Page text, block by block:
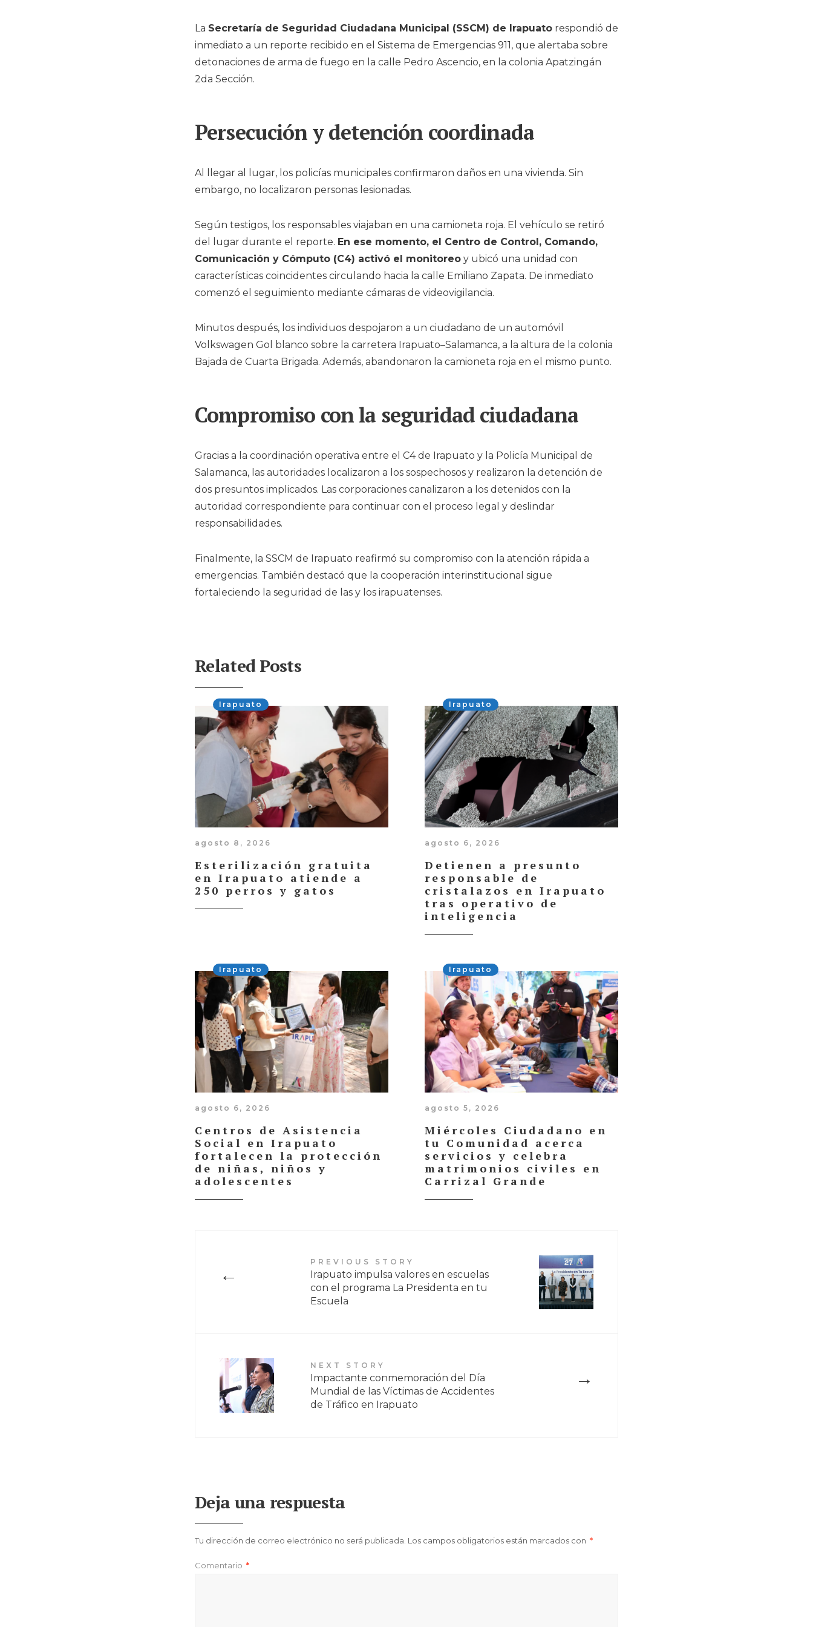
La Secretaría de Seguridad Ciudadana Municipal (SSCM) de Irapuato respondió de
inmediato a un reporte recibido en el Sistema de Emergencias 911, que alertaba sobre
detonaciones de arma de fuego en la calle Pedro Ascencio, en la colonia Apatzingán
2da Sección.
Persecución y detención coordinada
Al llegar al lugar, los policías municipales confirmaron daños en una vivienda. Sin
embargo, no localizaron personas lesionadas.
Según testigos, los responsables viajaban en una camioneta roja. El vehículo se retiró
del lugar durante el reporte. En ese momento, el Centro de Control, Comando,
Comunicación y Cómputo (C4) activó el monitoreo y ubicó una unidad con
características coincidentes circulando hacia la calle Emiliano Zapata. De inmediato
comenzó el seguimiento mediante cámaras de videovigilancia.
Minutos después, los individuos despojaron a un ciudadano de un automóvil
Volkswagen Gol blanco sobre la carretera Irapuato–Salamanca, a la altura de la colonia
Bajada de Cuarta Brigada. Además, abandonaron la camioneta roja en el mismo punto.
Compromiso con la seguridad ciudadana
Gracias a la coordinación operativa entre el C4 de Irapuato y la Policía Municipal de
Salamanca, las autoridades localizaron a los sospechosos y realizaron la detención de
dos presuntos implicados. Las corporaciones canalizaron a los detenidos con la
autoridad correspondiente para continuar con el proceso legal y deslindar
responsabilidades.
Finalmente, la SSCM de Irapuato reafirmó su compromiso con la atención rápida a
emergencias. También destacó que la cooperación interinstitucional sigue
fortaleciendo la seguridad de las y los irapuatenses.
Related Posts
Irapuato
agosto 8, 2026
Esterilización gratuita
en Irapuato atiende a
250 perros y gatos
Irapuato
agosto 6, 2026
Detienen a presunto
responsable de
cristalazos en Irapuato
tras operativo de
inteligencia
Irapuato
agosto 6, 2026
Centros de Asistencia
Social en Irapuato
fortalecen la protección
de niñas, niños y
adolescentes
Irapuato
agosto 5, 2026
Miércoles Ciudadano en
tu Comunidad acerca
servicios y celebra
matrimonios civiles en
Carrizal Grande
←
PREVIOUS STORY
Irapuato impulsa valores en escuelas
con el programa La Presidenta en tu
Escuela
→
NEXT STORY
Impactante conmemoración del Día
Mundial de las Víctimas de Accidentes
de Tráfico en Irapuato
Deja una respuesta
Tu dirección de correo electrónico no será publicada. Los campos obligatorios están marcados con *
Comentario *